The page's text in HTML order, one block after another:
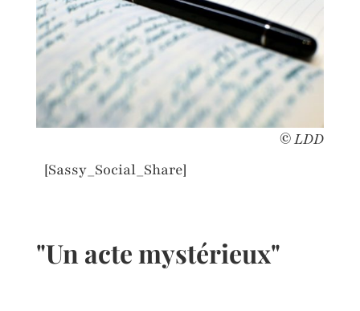
© LDD
[Sassy_Social_Share]
"Un acte mystérieux"